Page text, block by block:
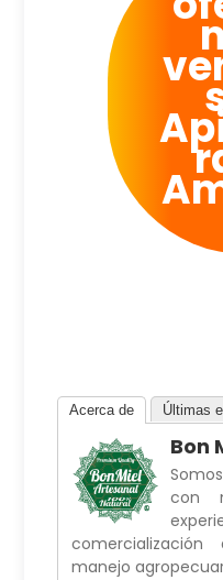
Acerca de Últimas
Bon
con
manejo